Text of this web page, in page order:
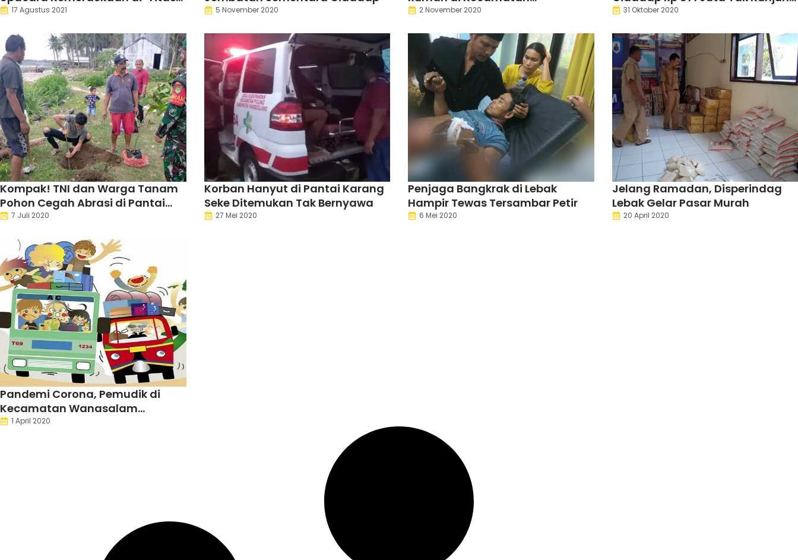
Air”17 Agustus 2021 5 November 2020
Wanasalam Terendam Banjir
2 November 2020
Rampung, Warga Pikul
31 Oktober 2020
Kompak! TNI dan Warga Tanam
Pohon Cegah Abrasi di Pantai
Karangseke
7 Juli 2020
Korban Hanyut di Pantai Karang
Seke Ditemukan Tak Bernyawa
27 Mei 2020
Penjaga Bangkrak di Lebak
Hampir Tewas Tersambar Petir
6 Mei 2020
Jelang Ramadan, Disperindag
Lebak Gelar Pasar Murah
20 April 2020
Pandemi Corona, Pemudik di
Kecamatan Wanasalam
Meningkat
1 April 2020